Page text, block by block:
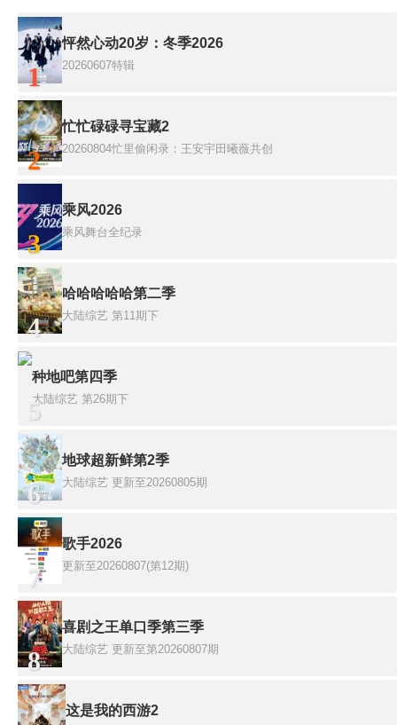
1
怦然心动20岁：冬季2026
20260607特辑
2
忙忙碌碌寻宝藏2
20260804忙里偷闲录：王安宇田曦薇共创
3
乘风2026
乘风舞台全纪录
4
哈哈哈哈哈第二季
大陆综艺 第11期下
5
种地吧第四季
大陆综艺 第26期下
6
地球超新鲜第2季
大陆综艺 更新至20260805期
7
歌手2026
更新至20260807(第12期)
8
喜剧之王单口季第三季
大陆综艺 更新至第20260807期
这是我的西游2